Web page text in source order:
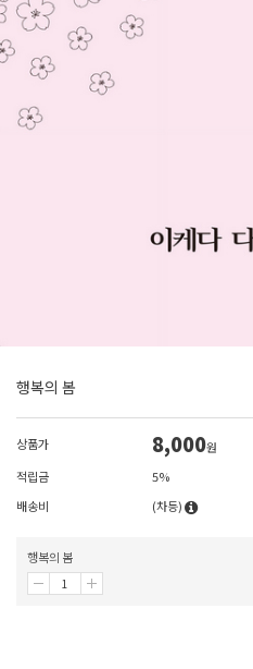
행복의 봄
상품가 8,000원
적립금
5%
배송비
(차등)
행복의 봄